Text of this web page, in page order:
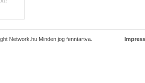
Network.hu Minden jog fenntartva.